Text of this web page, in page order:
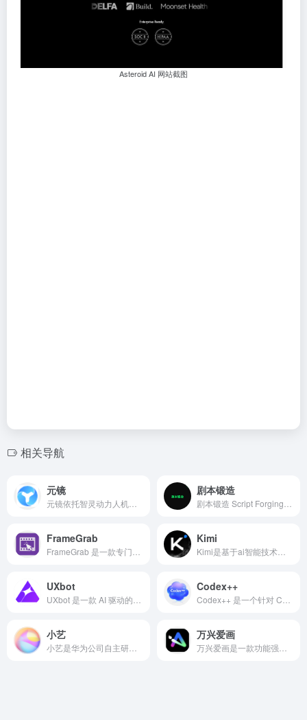
Asteroid AI 网站截图
相关导航
元镜 剧本锻造
FrameGrab Kimi
UXbot Codex++
小艺 万兴爱画